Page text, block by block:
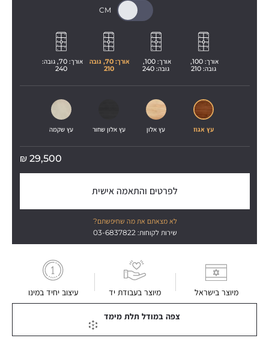
מיוצר בישראל מיוצר בעבודת יד עיצוב יחיד במינו
אורך: 100
,
גובה: 210
אורך: 100
,
גובה: 240
אורך: 70, גובה
210
אורך: 70, גובה:
240
עץ אגוז עץ אלון עץ אלון שחור עץ שקמה
29,500
₪
לפרטים והתאמה אישית
לא מצאתם את מה שחיפשתם?
שירות לקוחות: 03-6837822
צפה במודל תלת מימד